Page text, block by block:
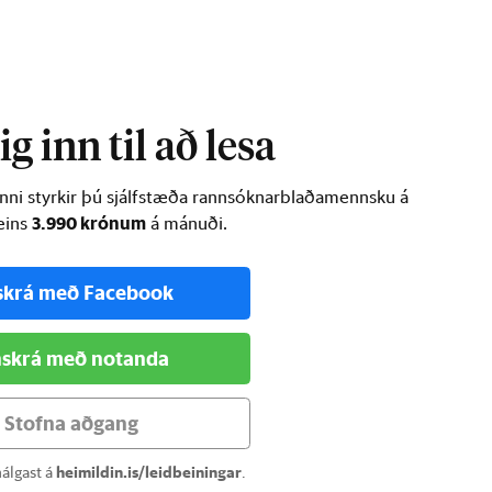
inn til að lesa
styrkir þú sjálfstæða rannsóknarblaðamennsku á
3.990 krónum á mánuði.
með Facebook
með notanda
Stofna aðgang
áheimildin.is/leidbeiningar.